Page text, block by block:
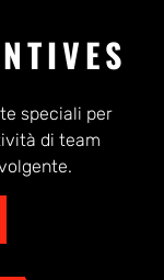
speciali per
di team